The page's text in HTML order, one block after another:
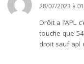
28/07/2023 à
Drôit a l’APL
touche que
droit sauf apl